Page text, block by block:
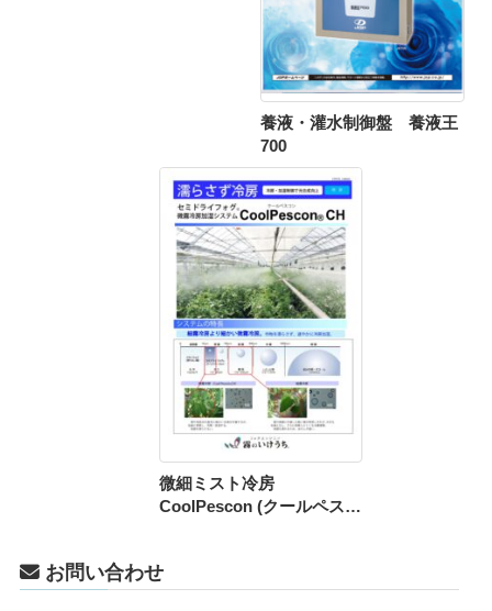
養液・灌水制御盤 養液王
700
微細ミスト冷房
CoolPescon (クールペスコ
お問い合わせ